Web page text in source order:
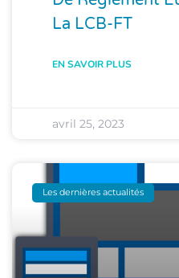
La LCB-FT
EN SAVOIR PLUS
avril 25, 2023
Les dernières actualités